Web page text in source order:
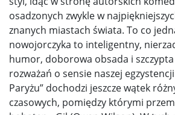
osadzonych zwykle w
znanych miastach świata. To co
nowojorczyka to inteligentny,
humor, doborowa obsada i
rozważań o sensie naszej
Paryżu” dochodzi jeszcze wątek
czasowych, pomiędzy którymi